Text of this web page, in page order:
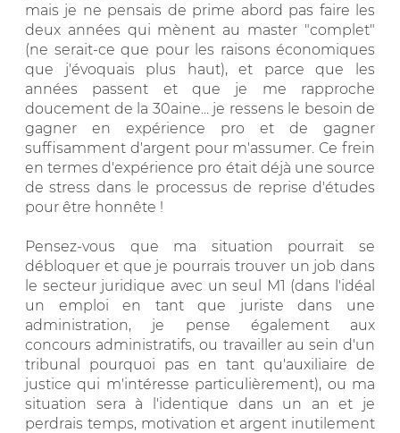
mais je ne pensais de prime abord pas faire les
deux années qui mènent au master "complet"
(ne serait-ce que pour les raisons économiques
que j'évoquais plus haut), et parce que les
années passent et que je me rapproche
doucement de la 30aine... je ressens le besoin de
gagner en expérience pro et de gagner
suffisamment d'argent pour m'assumer. Ce frein
en termes d'expérience pro était déjà une source
de stress dans le processus de reprise d'études
pour être honnête !
Pensez-vous que ma situation pourrait se
débloquer et que je pourrais trouver un job dans
le secteur juridique avec un seul M1 (dans l'idéal
un emploi en tant que juriste dans une
administration, je pense également aux
concours administratifs, ou travailler au sein d'un
tribunal pourquoi pas en tant qu'auxiliaire de
justice qui m'intéresse particulièrement), ou ma
situation sera à l'identique dans un an et je
perdrais temps, motivation et argent inutilement